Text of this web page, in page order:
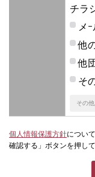
チラ
メ
他
他
そ
個人情報保護方針につい
確認する」ボタンを押し